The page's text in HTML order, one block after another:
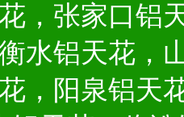
，张家口铝
水铝天花，
，阳泉铝天